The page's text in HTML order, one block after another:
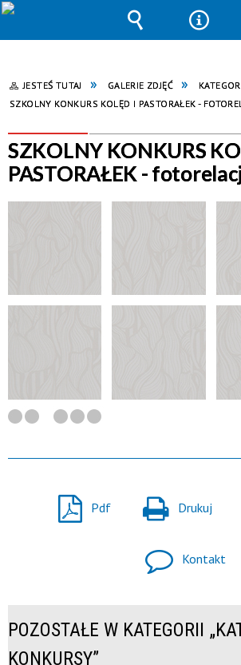
JESTEŚ TUTAJ GALERIE ZDJĘĆ
SZKOLNY KONKURS KOLĘD I PASTORAŁEK -
SZKOLNY KONKURS
PASTORAŁEK -
Pdf Drukuj
Kontakt
POZOSTAŁE W KATEGORII
KONKURSY”